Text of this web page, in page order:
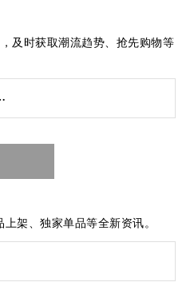
及时获取潮流趋势、抢先购物等
架、独家单品等全新资讯。